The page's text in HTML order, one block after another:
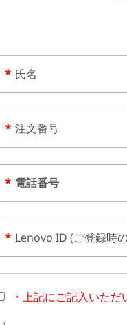
* 氏名
* 注文番号
* 電話番号
* Lenovo ID (ご登録時
・上記にご記入いた